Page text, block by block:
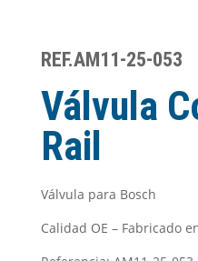
REF.AM11-25-053
Válvula
Rail
Válvula para Bosch
Calidad OE – Fabricado